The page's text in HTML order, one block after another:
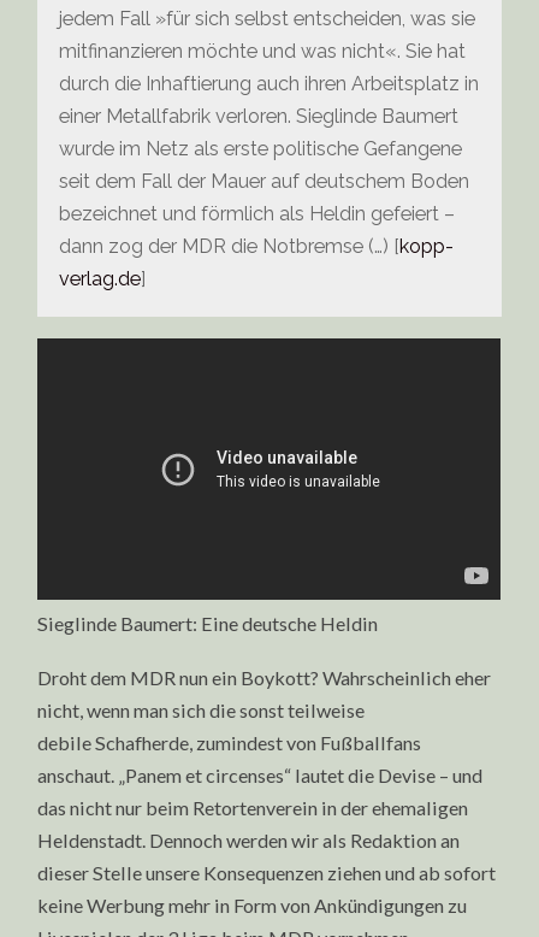
jedem Fall »für sich selbst entscheiden, was sie
mitfinanzieren möchte und was nicht«. Sie hat
durch die Inhaftierung auch ihren Arbeitsplatz in
einer Metallfabrik verloren. Sieglinde Baumert
wurde im Netz als erste politische Gefangene
seit dem Fall der Mauer auf deutschem Boden
bezeichnet und förmlich als Heldin gefeiert –
dann zog der MDR die Notbremse (…) [kopp-
verlag.de]
Sieglinde Baumert: Eine deutsche Heldin
Droht dem MDR nun ein Boykott? Wahrscheinlich eher
nicht, wenn man sich die sonst teilweise
debile Schafherde, zumindest von Fußballfans
anschaut. „Panem et circenses“ lautet die Devise – und
das nicht nur beim Retortenverein in der ehemaligen
Heldenstadt. Dennoch werden wir als Redaktion an
dieser Stelle unsere Konsequenzen ziehen und ab sofort
keine Werbung mehr in Form von Ankündigungen zu